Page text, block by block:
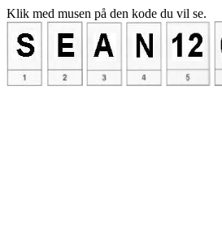
Klik med musen på den kode du vil se.